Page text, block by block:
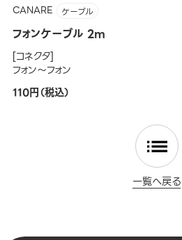
CANARE ケーブル
フォンケーブル 2m
[コネクタ]
フォン～フォン
110円（税込）
一覧へ戻る